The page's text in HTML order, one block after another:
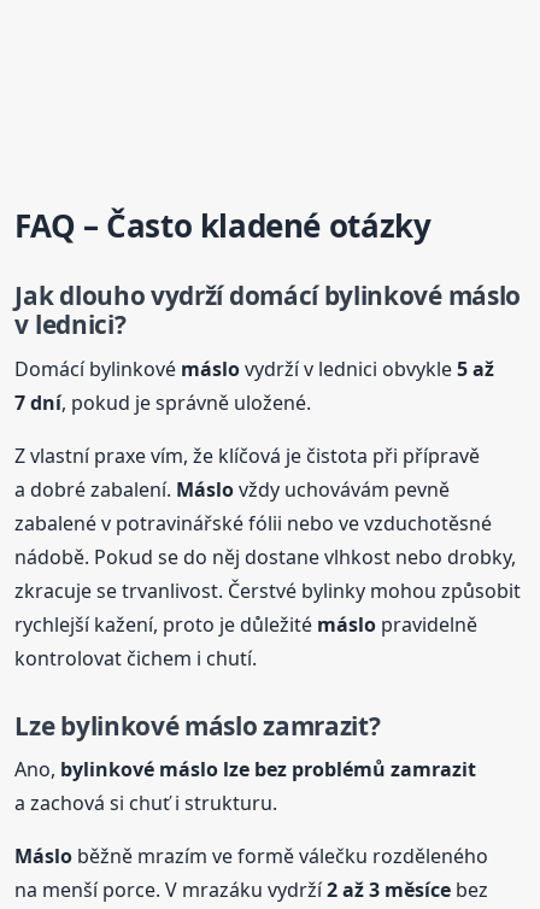
FAQ – Často kladené otázky
Jak dlouho vydrží domácí bylinkové máslo
v lednici?
Domácí bylinkové máslovydrží v lednici obvykle5 až
7 dní, pokud je správně uložené.
Z vlastní praxe vím, že klíčová je čistota při přípravě
a dobré zabalení. Máslovždy uchovávám pevně
zabalené v potravinářské fólii nebo ve vzduchotěsné
nádobě. Pokud se do něj dostane vlhkost nebo drobky,
zkracuje se trvanlivost. Čerstvé bylinky mohou způsobit
rychlejší kažení, proto je důležité máslo pravidelně
kontrolovat čichem i chutí.
Lze bylinkovémáslozamrazit?
Ano, bylinkové máslo lze bez problémů zamrazit
a zachová si chuť i strukturu.
Máslo běžně mrazím ve formě válečku rozděleného
na menší porce. V mrazáku vydrží2 až 3 měsíce bez